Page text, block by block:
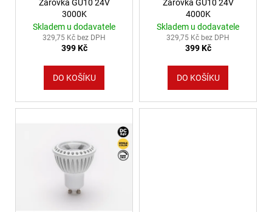
Žárovka GU10 24V
3000K
Skladem u dodavatele
329,75 Kč bez DPH
399 Kč
DO KOŠÍKU
Žárovka GU10 24V
4000K
Skladem u dodavatele
329,75 Kč bez DPH
399 Kč
DO KOŠÍKU